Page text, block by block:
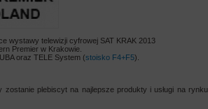
wystawy telewizji cyfrowej SAT KRAK 2013
Premier w Krakowie.
oraz TELE System (stoisko F4+F5).
plebiscyt na najlepsze produkty i usługi na rynku